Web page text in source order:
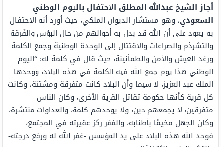
أجاز الشيخ عبدالله المطلق الاحتفال باليوم الوطني
السعودي، وهو مستشار الديوان الملكي، حيث أورد أنه الاحتفال
به يعود على أن الله قد بدل به أحوالهم من حال البؤس والفُرقة
والتشرذم والصراعات والاقتتال إلى الوحدة الوطنية وجمع الكلمة
ورغد العيش والأمن والطمأنينة، حيث قال في كلمة له: “اليوم
الوطني هذا يوم جمع الله فيه الكلمة في هذه البلاد، ووحدها
الملك عبد العزيز، لا سيما وأن البلاد كانت متفرقة ومشتتة، وكانت
كل قرية كأنها حكومة تقاتل القرية الأخرى، وكان الناس
متفرقين، لا يجمعهم دين، ولا يوحدهم كلمة، والعداوات منتشرة،
وكان الجهل مخيمًا بأطنابه، والفقر ركز عقيرته في المجتمع،
فوحد الله هذه البلاد على يد المؤسس -غفر الله له ورفع درجته-